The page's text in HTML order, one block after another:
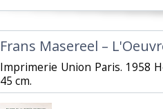
‎Frans Masereel –
‎Imprimerie Union Paris. 1958
45 cm.‎